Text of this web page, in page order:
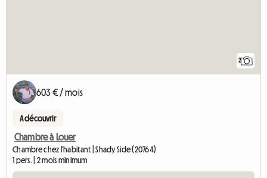
2
603 € / mois
A découvrir
Chambre à Louer
Chambre chez l'habitant | Shady Side (20764)
1 pers. | 2 mois minimum